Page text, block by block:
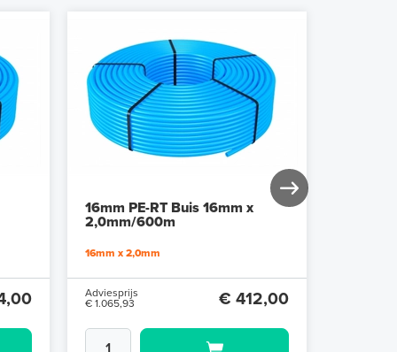
16mm PE-RT Buis 16mm x
2,0mm/600m
16mm x 2,0mm
Adviesprijs
€ 1.065,93
€ 412,00